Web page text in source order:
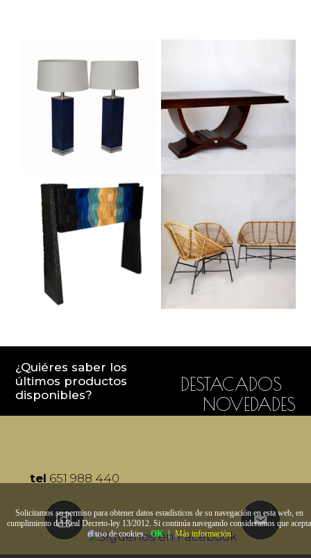
¿Quiéres saber los
últimos productos
disponibles?
DESTACADOS
NOVEDADES
tel 651 988 440
Solicitamos su permiso para obtener datos estadísticos de su navegación en esta web, en
cumplimiento del Real Decreto-ley 13/2012. Si continúa navegando consideramos que acepta
el uso de cookies. OK | Más información